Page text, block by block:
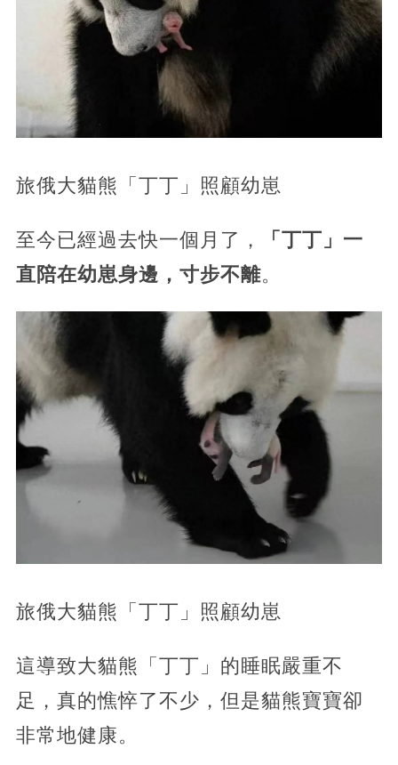
旅俄大貓熊「丁丁」照顧幼崽
至今已經過去快一個月了，
「丁丁」一
直陪在幼崽身邊，寸步不離。
旅俄大貓熊「丁丁」照顧幼崽
這導致大貓熊「丁丁」的睡眠嚴重不
足，真的憔悴了不少，但是貓熊寶寶卻
非常地健康。